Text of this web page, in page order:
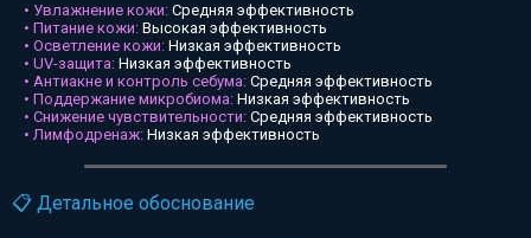
• Увлажнение кожи: Средняя эффективность
• Питание кожи: Высокая эффективность
• Осветление кожи: Низкая эффективность
• UV-защита: Низкая эффективность
• Антиакне и контроль себума: Средняя эффективность
• Поддержание микробиома: Низкая эффективность
• Снижение чувствительности: Средняя эффективность
• Лимфодренаж: Низкая эффективность
📋 Детальное обоснование